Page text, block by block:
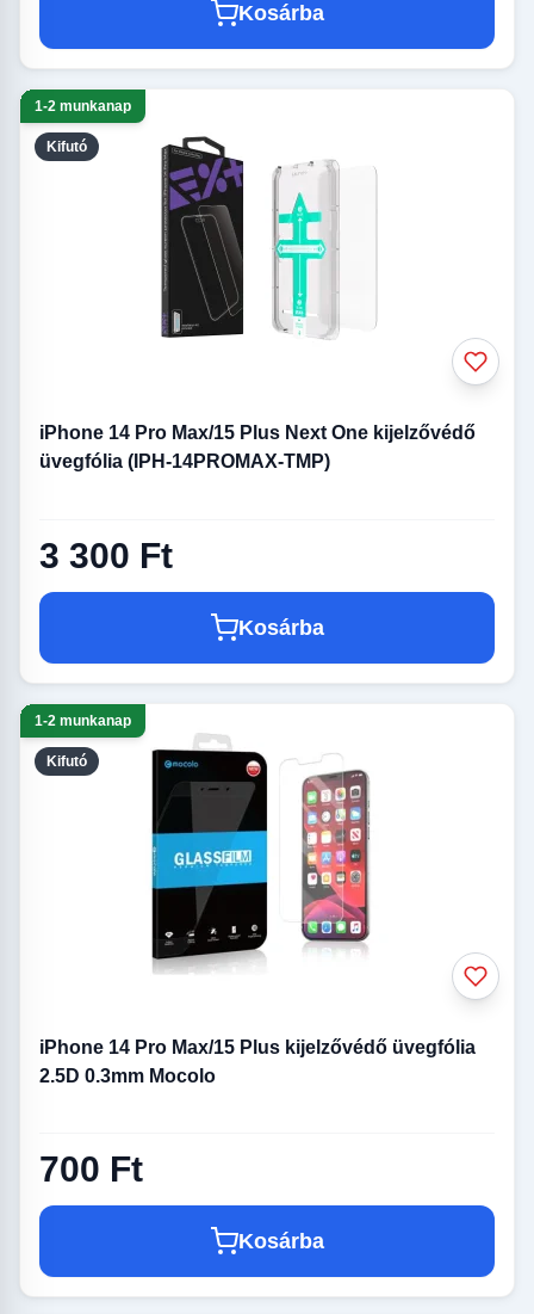
Kosárba
Kifutó
1-2 munkanap
iPhone 14 Pro Max/15 Plus Next One kijelzővédő
üvegfólia (IPH-14PROMAX-TMP)
3 300 Ft
Kosárba
Kifutó
1-2 munkanap
iPhone 14 Pro Max/15 Plus kijelzővédő üvegfólia
2.5D 0.3mm Mocolo
700 Ft
Kosárba